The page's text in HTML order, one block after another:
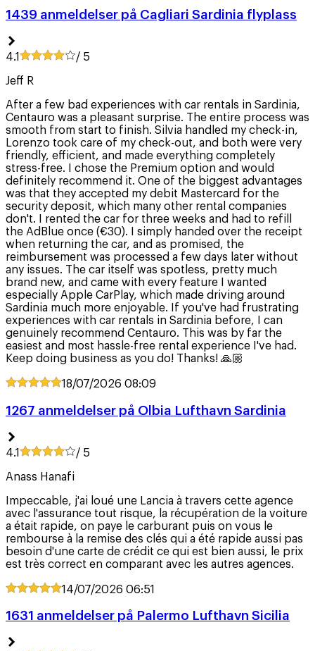
1439 anmeldelser på Cagliari Sardinia flyplass
4.1 / 5
Jeff R
After a few bad experiences with car rentals in Sardinia,
Centauro was a pleasant surprise. The entire process was
smooth from start to finish. Silvia handled my check-in,
Lorenzo took care of my check-out, and both were very
friendly, efficient, and made everything completely
stress-free. I chose the Premium option and would
definitely recommend it. One of the biggest advantages
was that they accepted my debit Mastercard for the
security deposit, which many other rental companies
don't. I rented the car for three weeks and had to refill
the AdBlue once (€30). I simply handed over the receipt
when returning the car, and as promised, the
reimbursement was processed a few days later without
any issues. The car itself was spotless, pretty much
brand new, and came with every feature I wanted
especially Apple CarPlay, which made driving around
Sardinia much more enjoyable. If you've had frustrating
experiences with car rentals in Sardinia before, I can
genuinely recommend Centauro. This was by far the
easiest and most hassle-free rental experience I've had.
Keep doing business as you do! Thanks! 🙏🏼
18/07/2026 08:09
1267 anmeldelser på Olbia Lufthavn Sardinia
4.1 / 5
Anass Hanafi
Impeccable, j'ai loué une Lancia à travers cette agence
avec l'assurance tout risque, la récupération de la voiture
a était rapide, on paye le carburant puis on vous le
rembourse à la remise des clés qui a été rapide aussi pas
besoin d'une carte de crédit ce qui est bien aussi, le prix
est très correct en comparant avec les autres agences.
14/07/2026 06:51
1631 anmeldelser på Palermo Lufthavn Sicilia